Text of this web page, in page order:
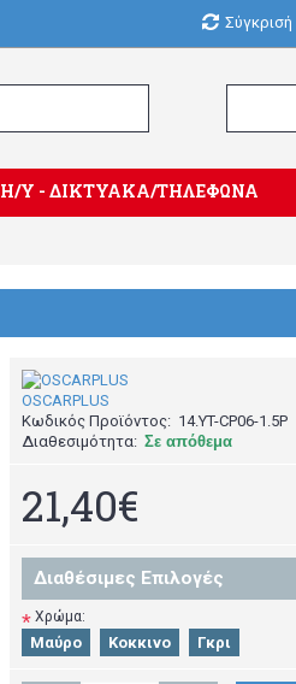
Σύγκρισή
Η/Υ - ΔΙΚΤΥΑΚΑ/ΤΗΛΕΦΩΝΑ
OSCARPLUS
Κωδικός Προϊόντος: 14.YT-CP06-1.5P
Διαθεσιμότητα: Σε απόθεμα
21,40€
Διαθέσιμες Επιλογές
* Χρώμα:
Μαύρο Κοκκινο Γκρι